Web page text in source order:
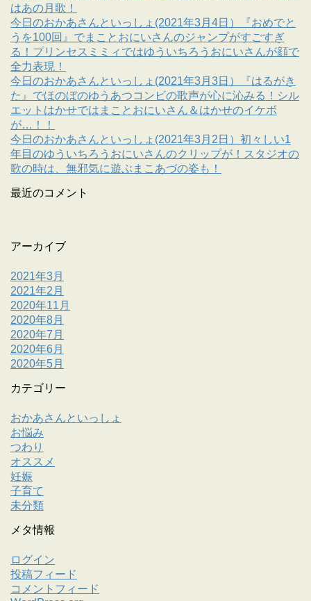
はあの月歌！
今日のおかあさんといっしょ(2021年3月4日）『おめでと
うを100回』でまことおにいさんのジャンプがすごすぎ
る！プリンセスミミィではゆういちろうおにいさんが顔で
全力表現！
今日のおかあさんといっしょ(2021年3月3日）『はるがき
た』でほのぼのゆうあつコンビの歌声が心に沁みる！シル
エットはかせではまことおにいさん＆はかせのイケボ
が…！！
今日のおかあさんといっしょ(2021年3月2日）初々しい1
年目のゆういちろうおにいさんのクリップが！スタジオの
歌の時は、無邪気に遊ぶまこあづの姿も！
最近のコメント
アーカイブ
2021年3月
2021年2月
2020年11月
2020年8月
2020年7月
2020年6月
2020年5月
カテゴリー
おかあさんといっしょ
お悩み
つわり
オススメ
妊娠
子育て
未分類
メタ情報
ログイン
投稿フィード
コメントフィード